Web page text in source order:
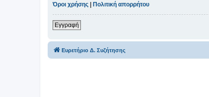
Όροι χρήσης
Πολιτική απορρήτου
Εγγραφή
Ευρετήριο Δ. Συζήτησης